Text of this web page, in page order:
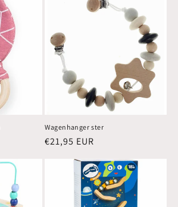
Wagenhanger ster
Normale
€21,95 EUR